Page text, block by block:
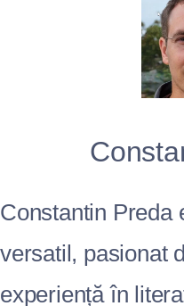
Constantin Preda
versatil, pasionat
experiență în